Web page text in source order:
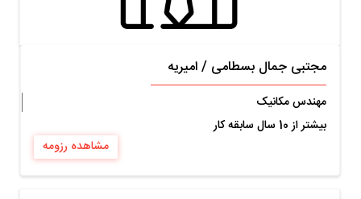
مجتبی جمال بسطامی /امیریه
مهندس مکانیک
بیشتر از 10 سال سابقه کار
مشاهده رزومه